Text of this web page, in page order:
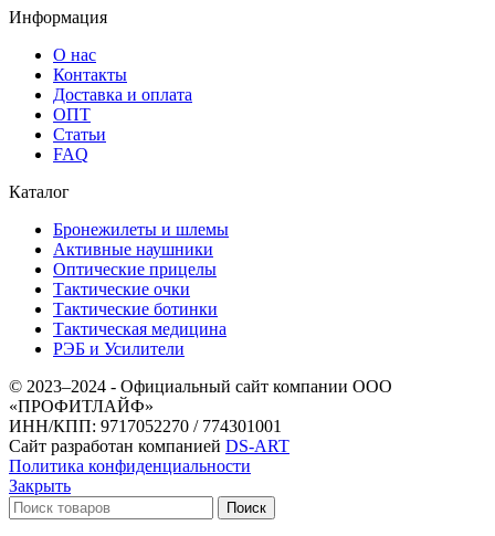
Информация
О нас
Контакты
Доставка и оплата
ОПТ
Статьи
FAQ
Каталог
Бронежилеты и шлемы
Активные наушники
Оптические прицелы
Тактические очки
Тактические ботинки
Тактическая медицина
РЭБ и Усилители
© 2023–2024 - Официальный сайт компании ООО
«ПРОФИТЛАЙФ»
ИНН/КПП: 9717052270 / 774301001
Сайт разработан компанией DS-ART
Политика конфиденциальности
Закрыть
Поиск